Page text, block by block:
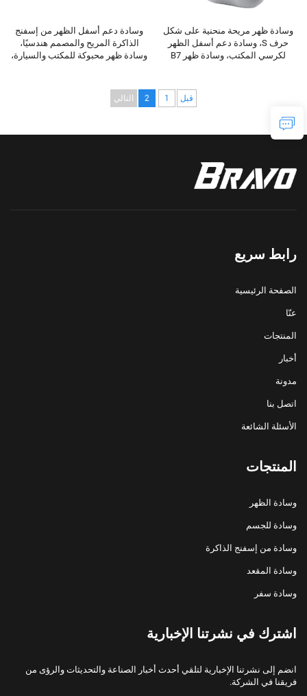
وسادة ظهر مريحة منحنية على شكل
حرف S، وسادة دعم أسفل الظهر
لكرسي المكتب، وسادة ظهر B7
وسادة دعم أسفل الظهر من إسفنج
الذاكرة المريح والمصمم هندسيًا،
وسادة ظهر محبوكة للمكتب والسيارة،
قبل 1
2 التالي
رابط سريع
الصفحة الرئيسية
عنّا
المنتجات
أخبار
مدونة
اتصل بنا
الأسئلة الشائعة
المنتجات
وسادة الظهر
وسادة للجسم
وسادة من إسفنج الذاكرة
وسادة المقعد
وسادة سفر
اشترك في نشرتنا الإخبارية
انضم إلى نشرتنا الإخبارية لتلقي أحدث أخبار الصناعة والتحديثات والرؤى من
فريقنا في الشركة.